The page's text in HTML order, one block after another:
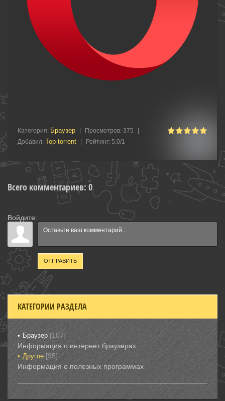
Категория: Браузер Просмотров: 375
Добавил: Top-torrent Рейтинг: 5.0/1
Всего комментариев: 0
Войдите:
ОТПРАВИТЬ
КАТЕГОРИИ РАЗДЕЛА
Браузер [107]
Информация о интернет браузерах
Другое [95]
Информация о полезных программах